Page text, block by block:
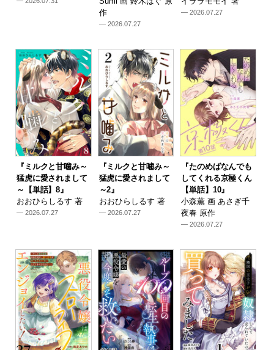
作
— 2026.07.27
— 2026.07.27
『ミルクと甘噛み～
猛虎に愛されまして
～【単話】8』
おおひらしるす 著
— 2026.07.27
『ミルクと甘噛み～
猛虎に愛されまして
～2』
おおひらしるす 著
— 2026.07.27
『たのめばなんでも
してくれる京極くん
【単話】10』
小森薫 画 あさぎ千
夜春 原作
— 2026.07.27